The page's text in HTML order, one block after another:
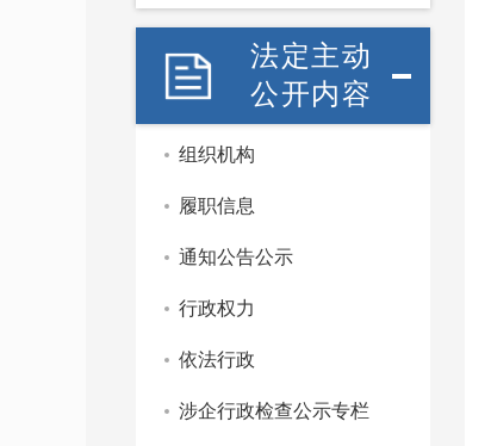
法定主动
公开内容
组织机构
履职信息
通知公告公示
行政权力
依法行政
涉企行政检查公示专栏